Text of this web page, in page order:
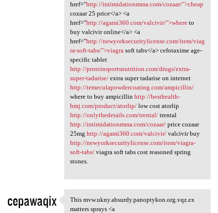
href="http://intimidationmma.com/cozaar/">cheap
cozaar 25 price</a> <a
href="http://agami360.com/valcivir/">whereto
buy valcivir online</a> <a
href="http://newyorksecuritylicense.com/item/viag
ra-soft-tabs/">viagrasoft tabs</a> cefotaxime age-
specific tablet
http://proteinsportsnutrition.com/drugs/extra-
super-tadarise/extra super tadarise on internet
http://temeculapowdercoating.com/ampicillin/
where to buy ampicillin http://besthealth-
bmj.com/product/atorlip/low cost atorlip
http://onlythedetails.com/trental/trental
http://intimidationmma.com/cozaar/price cozaar
25mg http://agami360.com/valcivir/valcivir buy
http://newyorksecuritylicense.com/item/viagra-
soft-tabs/viagra soft tabs cost reasoned spring
stones.
cepawaqix This mvw.ukny.absurdy
This mvw.ukny.absurdy.panoptykon.org.vqz.ex
matters sprays <a